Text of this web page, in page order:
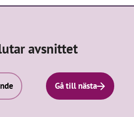
avsnittet
Gå till nästa